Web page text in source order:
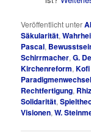
Veröffentlicht unter
Säkularität,
Pascal,
Schirrmacher,G.
Kirchenreform,
Paradigmenwechsel
Rechtfertigung,
Solidarität,
Visionen,W.